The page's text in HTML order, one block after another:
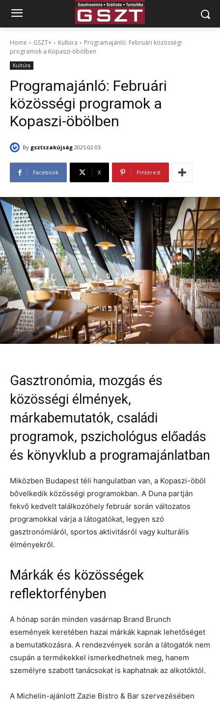
Home GSZT+ Kultúra
Programajánló: Februári közösségi
programok a Kopaszi-öbölben
Kultúra
Programajánló: Februári
közösségi programok a
Kopaszi-öbölben
By gsztszakújság 2025.02.03.
Facebook X Pinterest
Gasztronómia, mozgás és
közösségi élmények,
márkabemutatók, családi
programok, pszichológus előadás
és könyvklub a programajánlatban
Miközben Budapest téli hangulatban van, a Kopaszi-öböl
bővelkedik közösségi programokban. A Duna partján
fekvő kedvelt találkozóhely február során változatos
programokkal várja a látogatókat, legyen szó
gasztronómiáról, sportos aktivitásról vagy kulturális
élményekről.
Márkák és közösségek
reflektorfényben
A hónap során minden vasárnap Brand Brunch
események keretében hazai márkák kapnak lehetőséget
a bemutatkozásra. A rendezvények során a látogatók nem
csupán a termékekkel ismerkedhetnek meg, hanem
személyre szabott tanácsokat is kaphatnak az alkotóktól.
A Michelin-ajánlott Zazie Bistro & Bar szervezésében